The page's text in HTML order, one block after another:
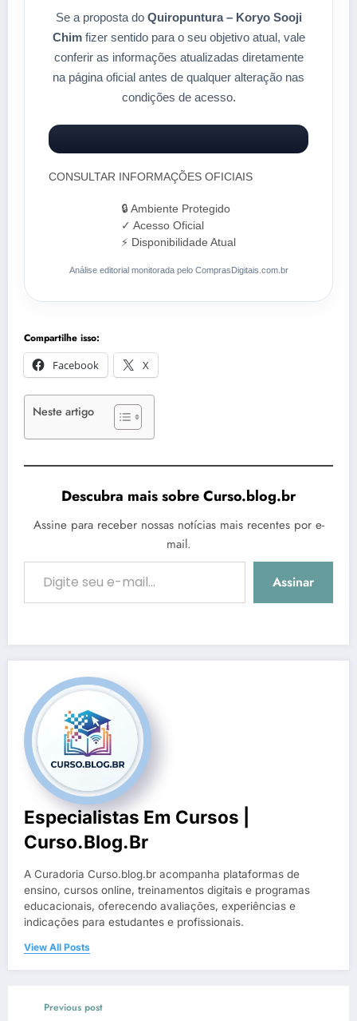
Se a proposta do Quiropuntura – Koryo Sooji
Chimfizer sentido para o seu objetivo atual, vale
conferir as informações atualizadas diretamente
na página oficial antes de qualquer alteração nas
condições de acesso.
CONSULTAR INFORMAÇÕES OFICIAIS
🔒 Ambiente Protegido
✓ Acesso Oficial
⚡ Disponibilidade Atual
Análise editorial monitorada pelo ComprasDigitais.com.br
Compartilhe isso:
Facebook
X
Neste artigo
Descubra mais sobre Curso.blog.br
Assine para receber nossas notícias mais recentes por e-
mail.
Digite seu e-mail…
Assinar
Especialistas Em Cursos |
Curso.blog.br
A Curadoria Curso.blog.br acompanha plataformas de
ensino, cursos online, treinamentos digitais e programas
educacionais, oferecendo avaliações, experiências e
indicações para estudantes e profissionais.
View All Posts
Previous post